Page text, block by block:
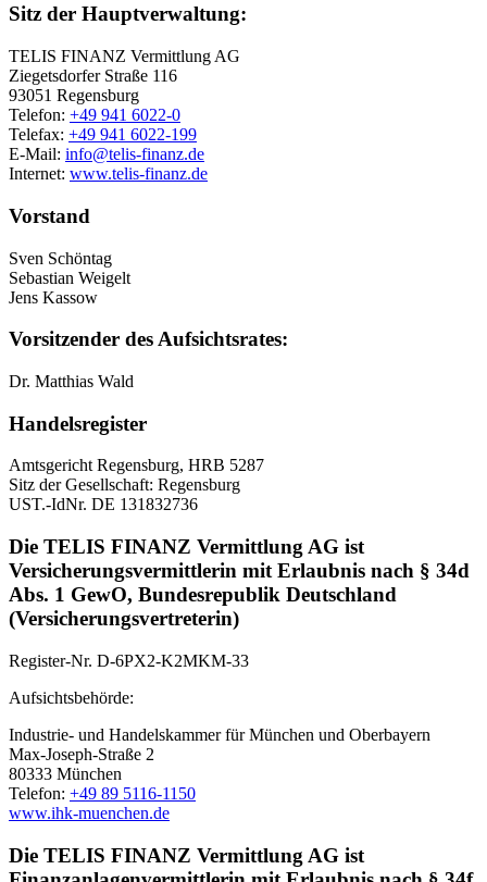
Sitz der Hauptverwaltung:
TELIS FINANZ Vermittlung AG
Ziegetsdorfer Straße 116
93051 Regensburg
Telefon: +49 941 6022-0
Telefax: +49 941 6022-199
E-Mail: info@telis-finanz.de
Internet: www.telis-finanz.de
Vorstand
Sven Schöntag
Sebastian Weigelt
Jens Kassow
Vorsitzender des Aufsichtsrates:
Dr. Matthias Wald
Handelsregister
Amtsgericht Regensburg, HRB 5287
Sitz der Gesellschaft: Regensburg
UST.-IdNr. DE 131832736
Die TELIS FINANZ Vermittlung AG ist
Versicherungsvermittlerin mit Erlaubnis nach § 34d
Abs. 1 GewO, Bundesrepublik Deutschland
(Versicherungsvertreterin)
Register-Nr. D-6PX2-K2MKM-33
Aufsichtsbehörde:
Industrie- und Handelskammer für München und Oberbayern
Max-Joseph-Straße 2
80333 München
Telefon: +49 89 5116-1150
www.ihk-muenchen.de
Die TELIS FINANZ Vermittlung AG ist